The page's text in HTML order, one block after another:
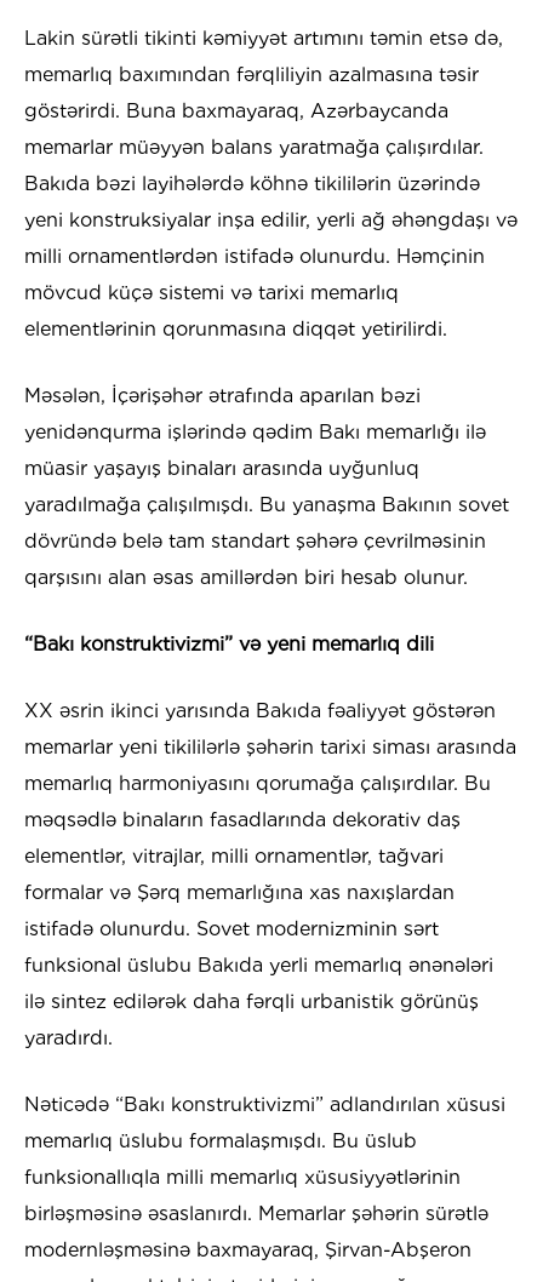
Lakin sürətli tikinti kəmiyyət artımını təmin etsə də,
memarlıq baxımından fərqliliyin azalmasına təsir
göstərirdi. Buna baxmayaraq, Azərbaycanda
memarlar müəyyən balans yaratmağa çalışırdılar.
Bakıda bəzi layihələrdə köhnə tikililərin üzərində
yeni konstruksiyalar inşa edilir, yerli ağ əhəngdaşı və
milli ornamentlərdən istifadə olunurdu. Həmçinin
mövcud küçə sistemi və tarixi memarlıq
elementlərinin qorunmasına diqqət yetirilirdi.
Məsələn, İçərişəhər ətrafında aparılan bəzi
yenidənqurma işlərində qədim Bakı memarlığı ilə
müasir yaşayış binaları arasında uyğunluq
yaradılmağa çalışılmışdı. Bu yanaşma Bakının sovet
dövründə belə tam standart şəhərə çevrilməsinin
qarşısını alan əsas amillərdən biri hesab olunur.
“Bakı konstruktivizmi” və yeni memarlıq dili
XX əsrin ikinci yarısında Bakıda fəaliyyət göstərən
memarlar yeni tikililərlə şəhərin tarixi siması arasında
memarlıq harmoniyasını qorumağa çalışırdılar. Bu
məqsədlə binaların fasadlarında dekorativ daş
elementlər, vitrajlar, milli ornamentlər, tağvari
formalar və Şərq memarlığına xas naxışlardan
istifadə olunurdu. Sovet modernizminin sərt
funksional üslubu Bakıda yerli memarlıq ənənələri
ilə sintez edilərək daha fərqli urbanistik görünüş
yaradırdı.
Nəticədə “Bakı konstruktivizmi” adlandırılan xüsusi
memarlıq üslubu formalaşmışdı. Bu üslub
funksionallıqla milli memarlıq xüsusiyyətlərinin
birləşməsinə əsaslanırdı. Memarlar şəhərin sürətlə
modernləşməsinə baxmayaraq, Şirvan-Abşeron